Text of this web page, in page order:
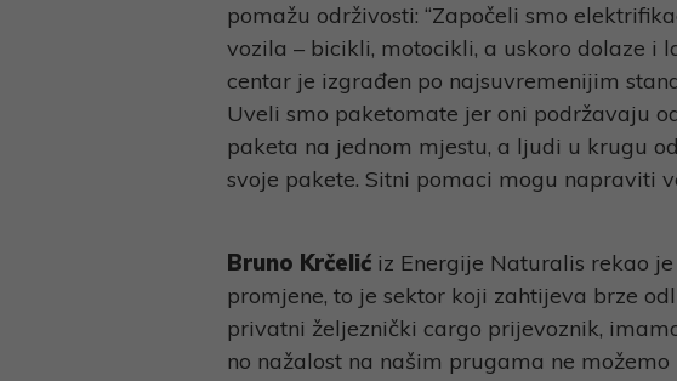
pomažu održivosti: “Započeli smo
vozila – bicikli, motocikli, a uskoro dolaze i
centar je izgrađen po najsuvremenijim
Uveli smo paketomate jer oni podržavaju
paketa na jednom mjestu, a ljudi u krugu
svoje pakete. Sitni pomaci mogu napraviti
Bruno Krčelićiz Energije Naturalis rekao
promjene, to je sektor koji zahtijeva brze
privatni željeznički cargo prijevoznik,
no nažalost na našim prugama ne